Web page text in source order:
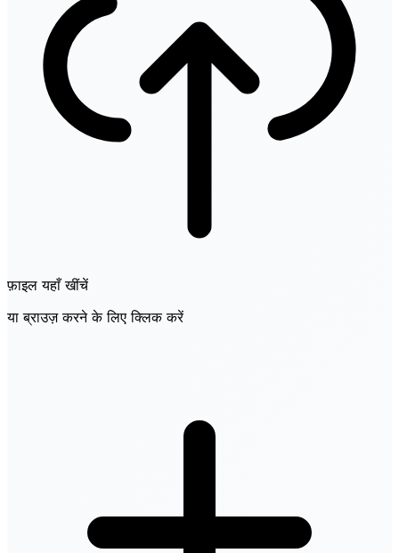
फ़ाइल यहाँ खींचें
या ब्राउज़ करने के लिए क्लिक करें